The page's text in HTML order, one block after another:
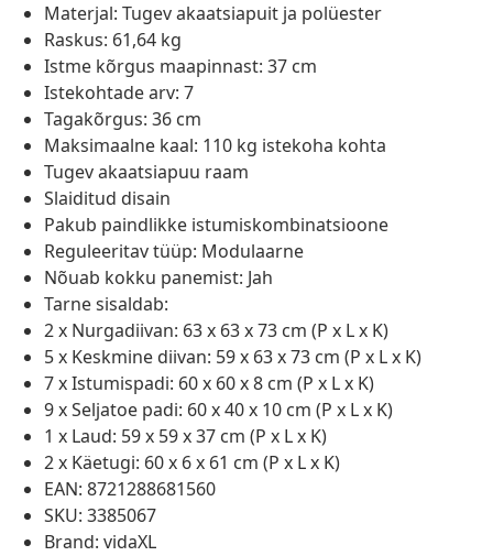
Materjal: Tugev akaatsiapuit ja polüester
Raskus: 61,64 kg
Istme kõrgus maapinnast: 37 cm
Istekohtade arv: 7
Tagakõrgus: 36 cm
Maksimaalne kaal: 110 kg istekoha kohta
Tugev akaatsiapuu raam
Slaiditud disain
Pakub paindlikke istumiskombinatsioone
Reguleeritav tüüp: Modulaarne
Nõuab kokku panemist: Jah
Tarne sisaldab:
2 x Nurgadiivan: 63 x 63 x 73 cm (P x L x K)
5 x Keskmine diivan: 59 x 63 x 73 cm (P x L x K)
7 x Istumispadi: 60 x 60 x 8 cm (P x L x K)
9 x Seljatoe padi: 60 x 40 x 10 cm (P x L x K)
1 x Laud: 59 x 59 x 37 cm (P x L x K)
2 x Käetugi: 60 x 6 x 61 cm (P x L x K)
EAN: 8721288681560
SKU: 3385067
Brand: vidaXL